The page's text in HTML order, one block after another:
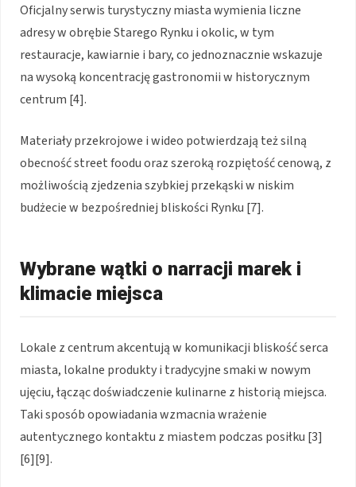
Oficjalny serwis turystyczny miasta wymienia liczne
adresy w obrębie Starego Rynku i okolic, w tym
restauracje, kawiarnie i bary, co jednoznacznie wskazuje
na wysoką koncentrację gastronomii w historycznym
centrum [4].
Materiały przekrojowe i wideo potwierdzają też silną
obecność street foodu oraz szeroką rozpiętość cenową, z
możliwością zjedzenia szybkiej przekąski w niskim
budżecie w bezpośredniej bliskości Rynku [7].
Wybrane wątki o narracji marek i
klimacie miejsca
Lokale z centrum akcentują w komunikacji bliskość serca
miasta, lokalne produkty i tradycyjne smaki w nowym
ujęciu, łącząc doświadczenie kulinarne z historią miejsca.
Taki sposób opowiadania wzmacnia wrażenie
autentycznego kontaktu z miastem podczas posiłku [3]
[6][9].